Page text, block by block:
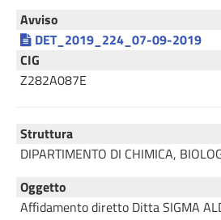
Avviso
DET_2019_224_07-09-2019
CIG
Z282A087E
Struttura
DIPARTIMENTO DI CHIMICA,
Oggetto
Affidamento diretto Ditta SIGMA